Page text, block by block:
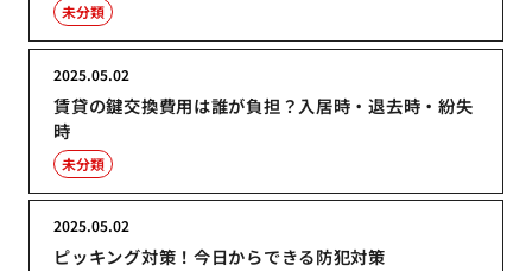
未分類
賃貸の鍵交換費用は誰が負担？入居時・退去時・紛失
時
2025.05.02
未分類
ピッキング対策！今日からできる防犯対策
2025.05.02